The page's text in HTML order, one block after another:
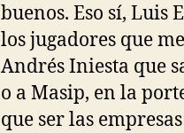
buenos. Eso sí,
los jugadores que
Andrés Iniesta que
o a Masip, en la
que ser las